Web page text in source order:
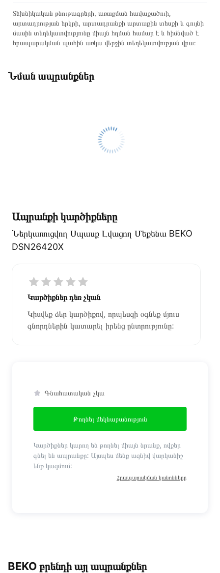
Տեխնիկական բնութագրերի, առաքման հավաքածուի,
արտադրության երկրի, արտադրանքի արտաքին տեսքի և գույնի
մասին տեղեկատվությունը միայն հղման համար է և հիմնված է
հրապարակման պահին առկա վերջին տեղեկատվության վրա։
Նման ապրանքներ
Ապրանքի կարծիքները
Ներկառուցվող Սպասք Լվացող Մեքենա BEKO
DSN26420X
Կարծիքներ դեռ չկան
Կիսվեք ձեր կարծիքով, որպեսզի օգնեք մյուս
գնորդներին կատարել իրենց ընտրությունը:
Գնահատական չկա
Թողնել մեկնաբանություն
Կարծիքներ կարող են թողնել միայն նրանք, ովքեր
գնել են ապրանքը: Այսպես մենք ազնիվ վարկանիշ
ենք կազմում:
Հրապարակման կանոնները
BEKO բրենդի այլ ապրանքներ